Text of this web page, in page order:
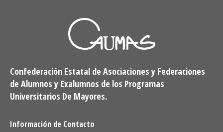
Confederación Estatal de Asociaciones y Federaciones
de Alumnos y Exalumnos de los Programas
Universitarios De Mayores.
Información de Contacto